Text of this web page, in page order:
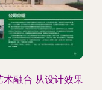
融合 从设计效果